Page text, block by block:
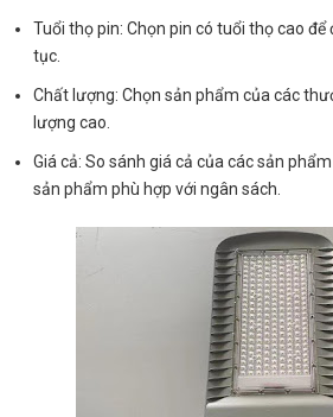
Tuổi thọ pin: Chọn pin có tuổi thọ cao
tục.
Chất lượng: Chọn sản phẩm của các
lượng cao.
Giá cả: So sánh giá cả của các sản
sản phẩm phù hợp với ngân sách.